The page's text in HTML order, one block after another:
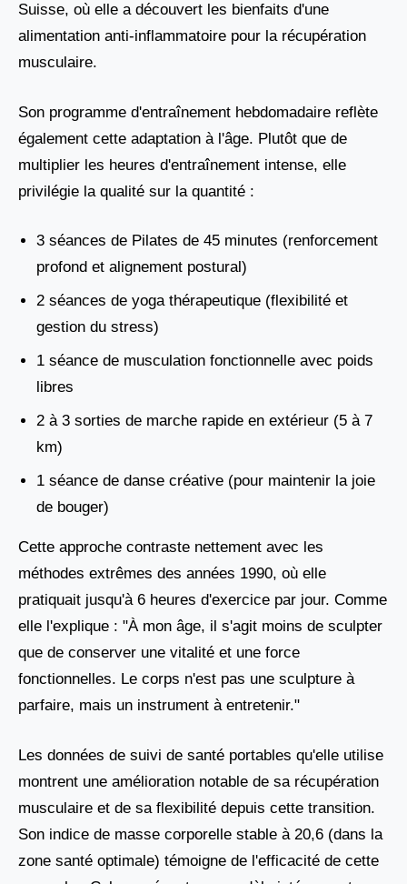
Suisse, où elle a découvert les bienfaits d'une
alimentation anti-inflammatoire pour la récupération
musculaire.
Son programme d'entraînement hebdomadaire reflète
également cette adaptation à l'âge. Plutôt que de
multiplier les heures d'entraînement intense, elle
privilégie la qualité sur la quantité :
3 séances de Pilates de 45 minutes (renforcement
profond et alignement postural)
2 séances de yoga thérapeutique (flexibilité et
gestion du stress)
1 séance de musculation fonctionnelle avec poids
libres
2 à 3 sorties de marche rapide en extérieur (5 à 7
km)
1 séance de danse créative (pour maintenir la joie
de bouger)
Cette approche contraste nettement avec les
méthodes extrêmes des années 1990, où elle
pratiquait jusqu'à 6 heures d'exercice par jour. Comme
elle l'explique : "À mon âge, il s'agit moins de sculpter
que de conserver une vitalité et une force
fonctionnelles. Le corps n'est pas une sculpture à
parfaire, mais un instrument à entretenir."
Les données de suivi de santé portables qu'elle utilise
montrent une amélioration notable de sa récupération
musculaire et de sa flexibilité depuis cette transition.
Son indice de masse corporelle stable à 20,6 (dans la
zone santé optimale) témoigne de l'efficacité de cette